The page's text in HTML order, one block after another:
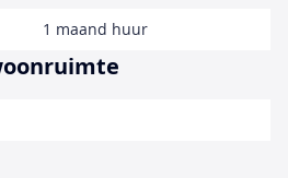
1 maand huur